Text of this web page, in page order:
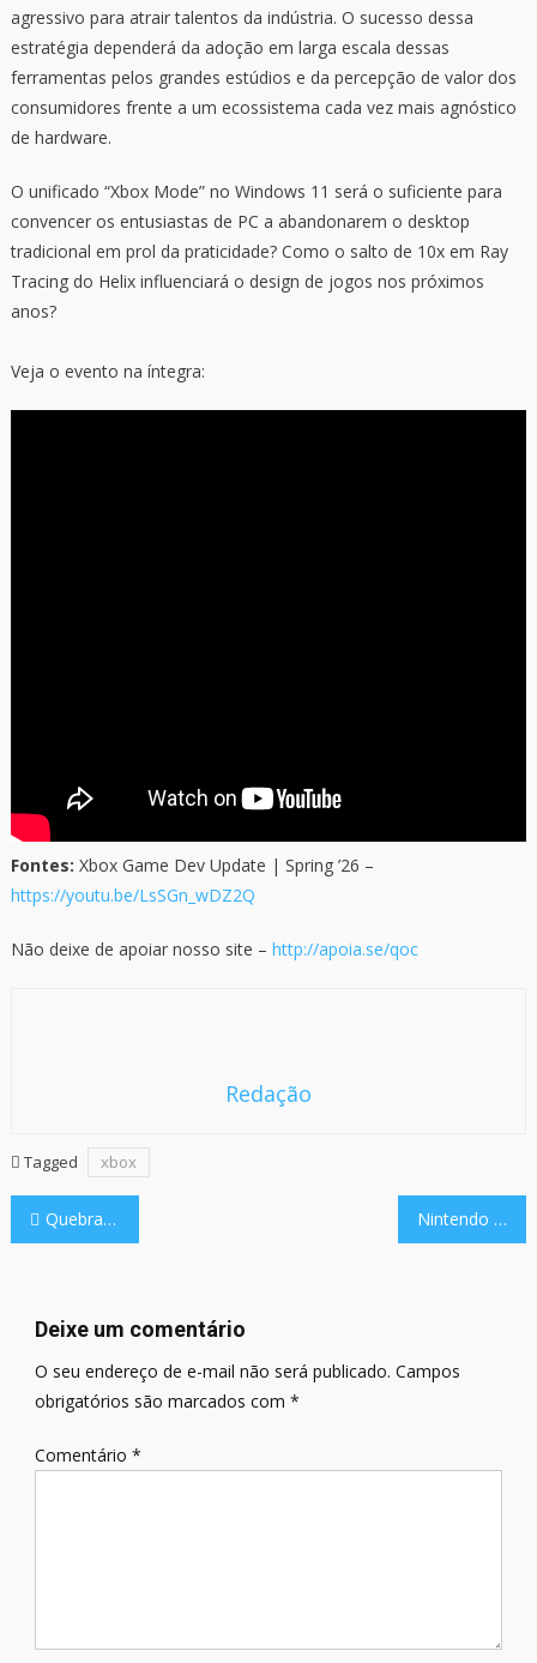
agressivo para atrair talentos da indústria. O sucesso dessa
estratégia dependerá da adoção em larga escala dessas
ferramentas pelos grandes estúdios e da percepção de valor dos
consumidores frente a um ecossistema cada vez mais agnóstico
de hardware.
O unificado “Xbox Mode” no Windows 11 será o suficiente para
convencer os entusiastas de PC a abandonarem o desktop
tradicional em prol da praticidade? Como o salto de 10x em Ray
Tracing do Helix influenciará o design de jogos nos próximos
anos?
Veja o evento na íntegra:
Fontes: Xbox Game Dev Update | Spring ’26 –
https://youtu.be/LsSGn_wDZ2Q
Não deixe de apoiar nosso site – http://apoia.se/qoc
Redação
Tagged xbox
Navegação
Post
Quebrando a Semana 007: notícias da Atari, Gamestop + eBay, controle Steam, Starfox, Gamescom Latam e muito mais! Nintendo Switch 2 terá reajuste de preços global a partir de setembro
Deixe um comentário
O seu endereço de e-mail não será publicado. Campos
obrigatórios são marcados com *
Comentário *